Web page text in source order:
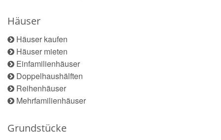
Häuser
Häuser kaufen
Häuser mieten
Einfamilienhäuser
Doppelhaushälften
Reihenhäuser
Mehrfamilienhäuser
Grundstücke